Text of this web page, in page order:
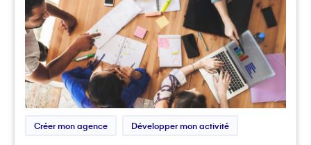
Créer mon agence Développer mon activité